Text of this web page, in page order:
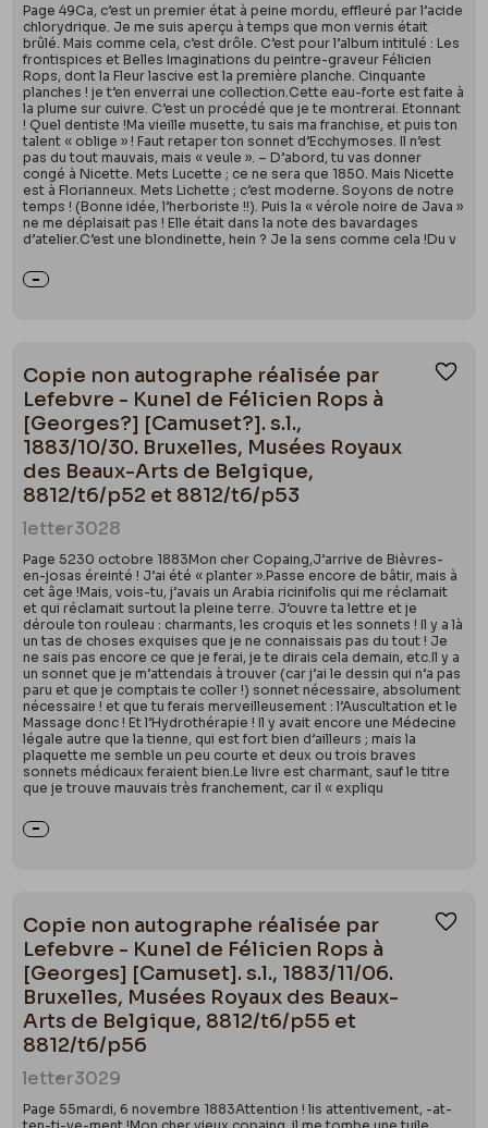
Page 49Ca, c’est un premier état à peine mordu, effleuré par l’acide
chlorydrique. Je me suis aperçu à temps que mon vernis était
brûlé. Mais comme cela, c’est drôle. C’est pour l’album intitulé : Les
frontispices et Belles Imaginations du peintre-graveur Félicien
Rops, dont la Fleur lascive est la première planche. Cinquante
planches ! je t’en enverrai une collection.Cette eau-forte est faite à
la plume sur cuivre. C’est un procédé que je te montrerai. Etonnant
! Quel dentiste !Ma vieille musette, tu sais ma franchise, et puis ton
talent « oblige » ! Faut retaper ton sonnet d’Ecchymoses. Il n’est
pas du tout mauvais, mais « veule ». – D’abord, tu vas donner
congé à Nicette. Mets Lucette ; ce ne sera que 1850. Mais Nicette
est à Florianneux. Mets Lichette ; c’est moderne. Soyons de notre
temps ! (Bonne idée, l’herboriste !!). Puis la « vérole noire de Java »
ne me déplaisait pas ! Elle était dans la note des bavardages
d’atelier.C’est une blondinette, hein ? Je la sens comme cela !Du v
Copie non autographe réalisée par
Lefebvre - Kunel de Félicien Rops à
[Georges?] [Camuset?]. s.l.,
1883/10/30. Bruxelles, Musées Royaux
des Beaux-Arts de Belgique,
8812/t6/p52 et 8812/t6/p53
letter3028
Page 5230 octobre 1883Mon cher Copaing,J’arrive de Bièvres-
en-josas éreinté ! J’ai été « planter ».Passe encore de bâtir, mais à
cet âge !Mais, vois-tu, j’avais un Arabia ricinifolis qui me réclamait
et qui réclamait surtout la pleine terre. J’ouvre ta lettre et je
déroule ton rouleau : charmants, les croquis et les sonnets ! Il y a là
un tas de choses exquises que je ne connaissais pas du tout ! Je
ne sais pas encore ce que je ferai, je te dirais cela demain, etc.Il y a
un sonnet que je m’attendais à trouver (car j’ai le dessin qui n’a pas
paru et que je comptais te coller !) sonnet nécessaire, absolument
nécessaire ! et que tu ferais merveilleusement : l’Auscultation et le
Massage donc ! Et l’Hydrothérapie ! Il y avait encore une Médecine
légale autre que la tienne, qui est fort bien d’ailleurs ; mais la
plaquette me semble un peu courte et deux ou trois braves
sonnets médicaux feraient bien.Le livre est charmant, sauf le titre
que je trouve mauvais très franchement, car il « expliqu
Copie non autographe réalisée par
Lefebvre - Kunel de Félicien Rops à
[Georges] [Camuset]. s.l., 1883/11/06.
Bruxelles, Musées Royaux des Beaux-
Arts de Belgique, 8812/t6/p55 et
8812/t6/p56
letter3029
Page 55mardi, 6 novembre 1883Attention ! lis attentivement, -at-